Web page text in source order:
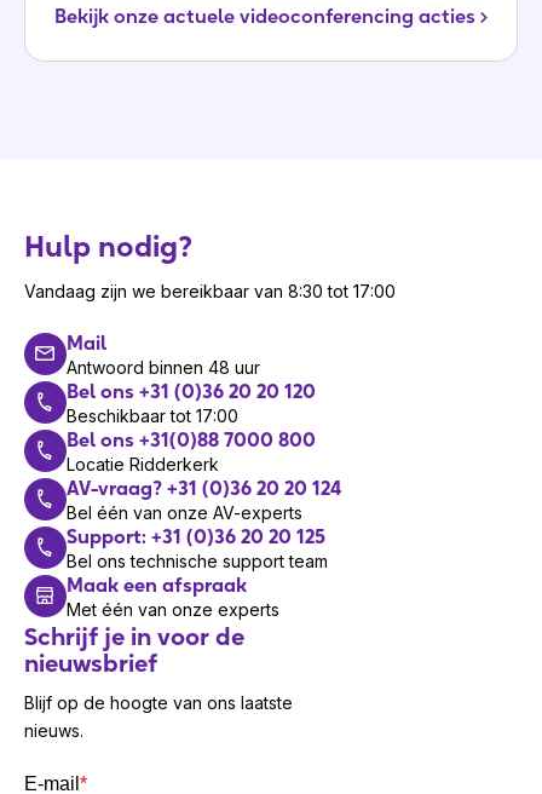
Bekijk onze actuele videoconferencing acties
Hulp nodig?
Vandaag zijn we bereikbaar van 8:30 tot 17:00
Mail
Antwoord binnen 48 uur
Bel ons +31 (0)36 20 20 120
Beschikbaar tot 17:00
Bel ons +31(0)88 7000 800
Locatie Ridderkerk
AV-vraag? +31 (0)36 20 20 124
Bel één van onze AV-experts
Support: +31 (0)36 20 20 125
Bel ons technische support team
Maak een afspraak
Met één van onze experts
Schrijf je in voor de
nieuwsbrief
Blijf op de hoogte van ons laatste
nieuws.